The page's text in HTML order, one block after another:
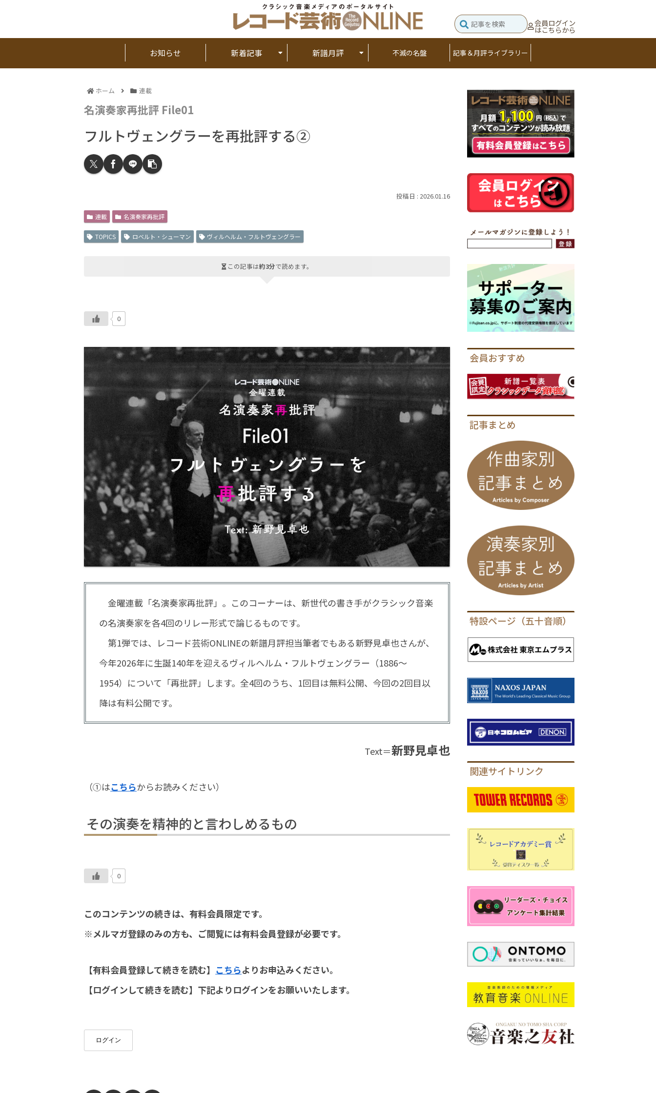
会員ログイン
はこちらから
お知らせ 新着記事 新譜月評 不滅の名盤 記事＆月評ライブラリー
ホーム 連載
名演奏家再批評 File01
フルトヴェングラーを再批評する②
2026.01.16
連載 名演奏家再批評
TOPICS ロベルト・シューマン ヴィルヘルム・フルトヴェングラー
この記事は約3分で読めます。
0
金曜連載「名演奏家再批評」。このコーナーは、新世代の書き手がクラシック音楽
の名演奏家を各4回のリレー形式で論じるものです。
第1弾では、レコード芸術ONLINEの新譜月評担当筆者でもある新野見卓也さんが、
今年2026年に生誕140年を迎えるヴィルヘルム・フルトヴェングラー（1886～
1954）について「再批評」します。全4回のうち、1回目は無料公開、今回の2回目以
降は有料公開です。
Text＝新野見卓也
（①はこちらからお読みください）
その演奏を精神的と言わしめるもの
0
このコンテンツの続きは、有料会員限定です。
※メルマガ登録のみの方も、ご閲覧には有料会員登録が必要です。
【有料会員登録して続きを読む】 こちらよりお申込みください。
【ログインして続きを読む】下記よりログインをお願いいたします。
ログイン
会員おすすめ
記事まとめ
特設ページ（五十音順）
関連サイトリンク